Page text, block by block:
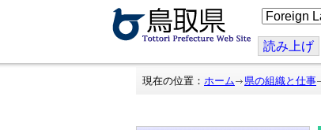
こ
の
ジ
を
翻
読み上げ
現在の位置： ホーム 県の組織と仕事